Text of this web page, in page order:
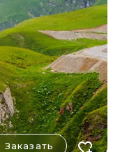
Заказать